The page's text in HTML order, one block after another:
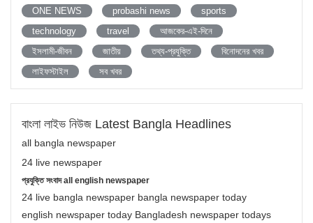
ONE NEWS
probashi news
sports
technology
travel
আজকের-এই-দিনে
ইসলামী-জীবন
জাতীয় তথ্য-প্রযুক্তি
বিনোদনের খবর
লাইফস্টাইল
সব খবর
বাংলা লাইভ নিউজ Latest Bangla Headlines
all bangla newspaper
24 live newspaper
প্রযুক্তি সংবাদ all english newspaper
24 live bangla newspaper bangla newspaper today
english newspaper today Bangladesh newspaper todays